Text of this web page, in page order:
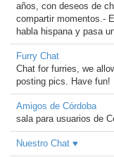
años, con deseos de
compartir momentos.-
habla hispana y pasa
Furry Chat
Chat for furries, we
posting pics. Have fun!
Amigos de Córdoba
sala para usuarios de
Nuestro Chat ♥